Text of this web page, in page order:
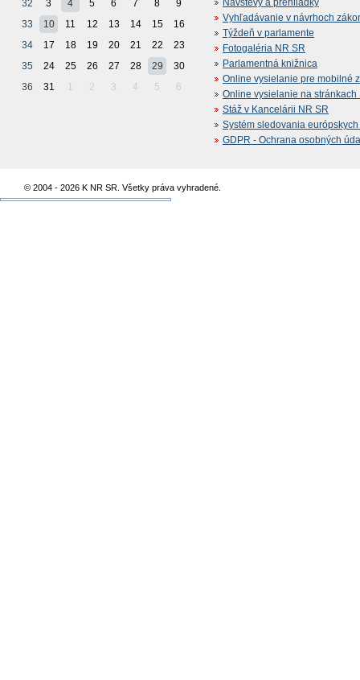
32
3 4 5 6 7 8
9
33
10 11 12 13 14 15
16
34
17 18 19 20 21 22
23
35
24 25 26 27 28 29
30
36
31 1 2 3 4 5 6
Vyhľadávanie v návrhoch
Týždeň v parlamente
Fotogaléria NR SR
Parlamentná knižnica
Online vysielanie pre mobilné
Online vysielanie na stránkach
Stáž v Kancelárii NR SR
Systém sledovania
GDPR - Ochrana osobných
© 2004 - 2026 K NR SR. Všetky práva vyhradené.